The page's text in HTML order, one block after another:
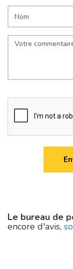
Le bureau de
encore d'avis,